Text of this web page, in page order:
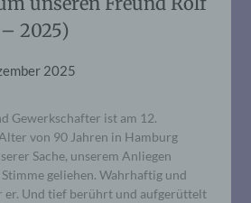
2025)
2025
Gewerkschafter ist am 12.
von 90 Jahren in Hamburg
Sache, unserem Anliegen
geliehen. Wahrhaftig und
er. Und tief berührt und aufgerüttelt